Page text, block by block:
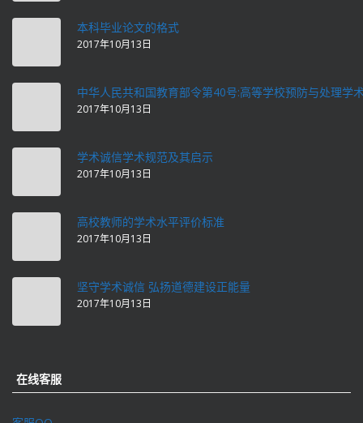
本科毕业论文的格式
2017年10月13日
中华人民共和国教育部令第40号:高等学校预防与处理学
2017年10月13日
学术诚信学术规范及其启示
2017年10月13日
高校教师的学术水平评价标准
2017年10月13日
坚守学术诚信 弘扬道德建设正能量
2017年10月13日
在线客服